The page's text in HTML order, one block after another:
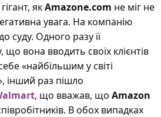
якAmazone.com не міг не
увага. На компанію
суду. Одного разу її
вона вводить своїх клієнтів
«найбільшим у світі
інший раз пішло
, що вважав, що Amazon
В обох випадках